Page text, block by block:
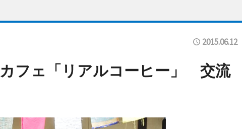
2015.06.12
フェ「リアルコーヒー」 交流